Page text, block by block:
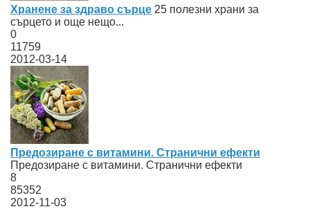
Хранене за здраво сърце 25 полезни храни за
сърцето и още нещо...
0
11759
2012-03-14
Предозиране с витамини. Странични ефекти
Предозиране с витамини. Странични ефекти
8
85352
2012-11-03